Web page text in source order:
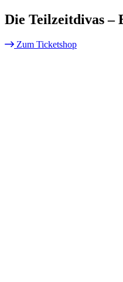
Die Teilzeitdivas –
Zum Ticketshop